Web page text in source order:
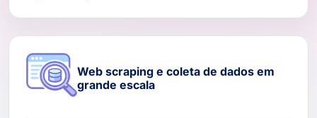
Web scraping e coleta de dados em
grande escala